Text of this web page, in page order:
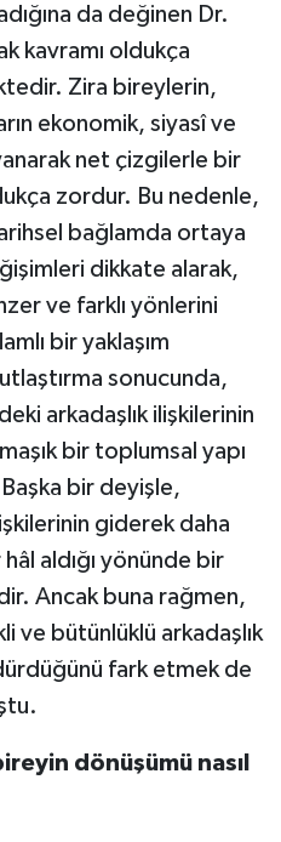
da değinen Dr.
kavramı oldukça
Zira bireylerin,
ekonomik, siyasî ve
net çizgilerle bir
zordur. Bu nedenle,
bağlamda ortaya
dikkate alarak,
ve farklı yönlerini
bir yaklaşım
sonucunda,
arkadaşlık ilişkilerinin
bir toplumsal yapı
bir deyişle,
giderek daha
aldığı yönünde bir
Ancak buna rağmen,
ve bütünlüklü arkadaşlık
fark etmek de
dönüşümü nasıl